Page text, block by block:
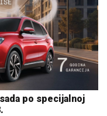
po specijalnoj